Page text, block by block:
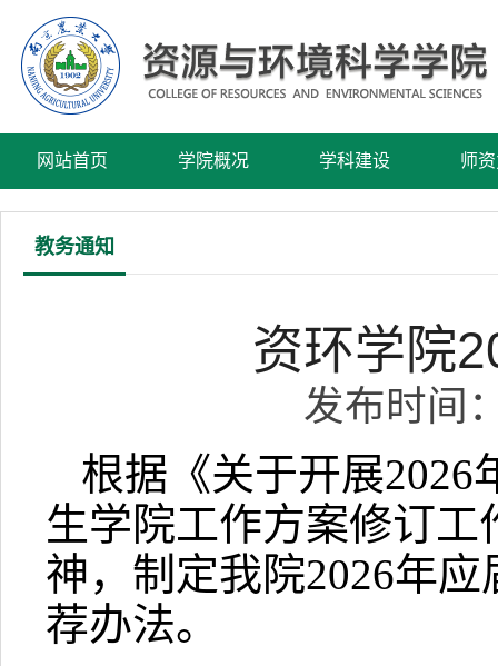
网站首页 学院概况 学科建设 师
教务通知
资环学院
发布时间
根据《关于开展2026
生学院工作方案修订工
神，制定我院2026年
荐办法。